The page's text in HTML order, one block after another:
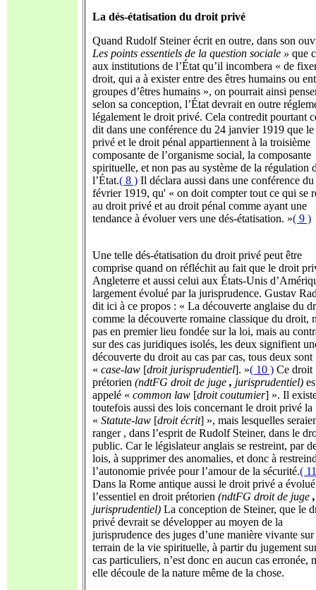
La dés-étatisation du droit privé
Quand Rudolf Steiner écrit en outre, dans son
Les points essentiels de la question sociale » que
aux institutions de l’État qu’il incombera « de
droit, qui a à exister entre des êtres humains ou
groupes d’êtres humains », on pourrait ainsi
selon sa conception, l’État devrait en outre
légalement le droit privé. Cela contredit pourtant
dit dans une conférence du 24 janvier 1919 que
privé et le droit pénal appartiennent à la troisième
composante de l’organisme social, la composante
spirituelle, et non pas au système de la régulation
l’État.( 8 ) Il déclara aussi dans une conférence
février 1919, qu' « on doit compter tout ce qui se
au droit privé et au droit pénal comme ayant une
tendance à évoluer vers une dés-étatisation. »( 9 )
Une telle dés-étatisation du droit privé peut être
comprise quand on réfléchit au fait que le droit
Angleterre et aussi celui aux États-Unis
largement évolué par la jurisprudence. Gustav
dit ici à ce propos : « La découverte anglaise du
comme la découverte romaine classique du droit,
pas en premier lieu fondée sur la loi, mais au
sur des cas juridiques isolés, les deux signifient
découverte du droit au cas par cas, tous deux sont
« case-law [droit jurisprudentiel]. »( 10 ) Ce droit
prétorien (ndtFG droit de juge , jurisprudentiel)
appelé « common law [droit coutumier] ». Il
toutefois aussi des lois concernant le droit privé la
« Statute-law [droit écrit] », mais lesquelles
ranger , dans l’esprit de Rudolf Steiner, dans le
public. Car le législateur anglais se restreint, par
lois, à supprimer des anomalies, et donc à
l’autonomie privée pour l’amour de la sécurité.(
Dans la Rome antique aussi le droit privé a
l’essentiel en droit prétorien (ndtFG droit de juge ,
jurisprudentiel) La conception de Steiner, que le
privé devrait se développer au moyen de la
jurisprudence des juges d’une manière vivante
terrain de la vie spirituelle, à partir du jugement
cas particuliers, n’est donc en aucun cas erronée,
elle découle de la nature même de la chose.